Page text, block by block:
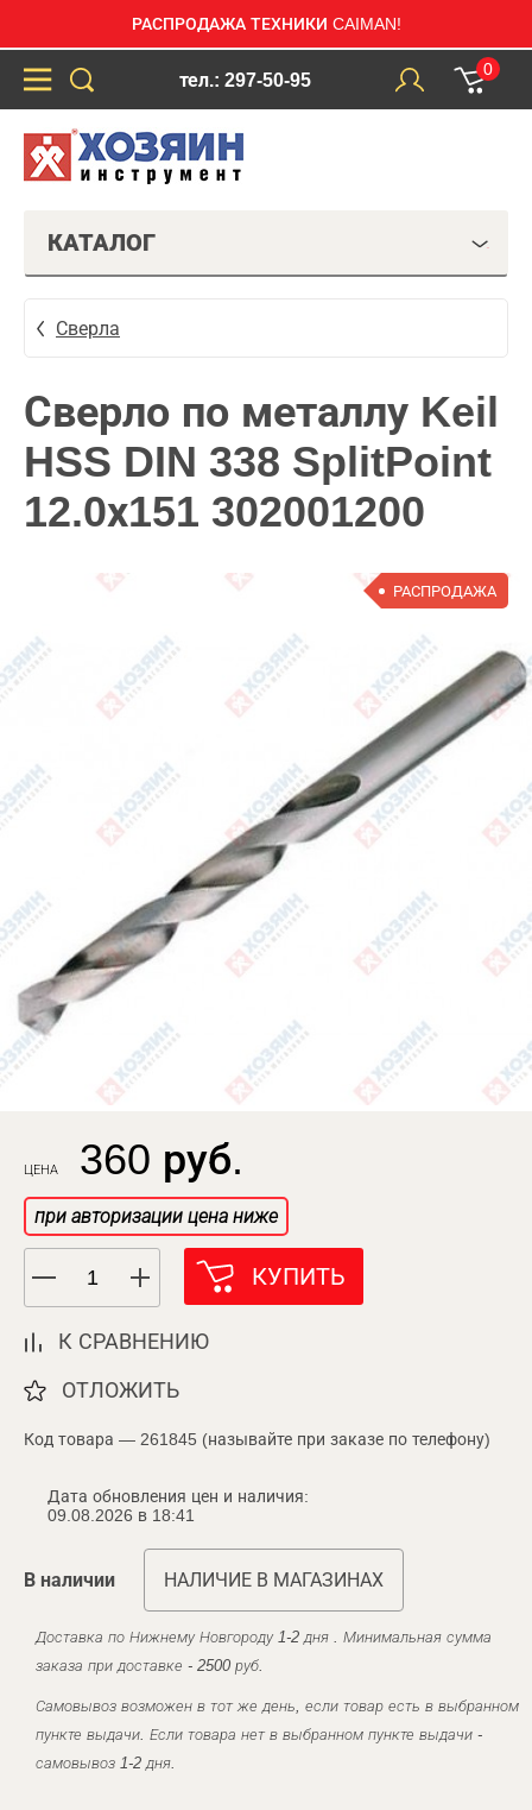
РАСПРОДАЖА ТЕХНИКИ CAIMAN!
тел.: 297-50-95
0
КАТАЛОГ
Сверла
Сверло по металлу Keil
HSS DIN 338 SplitPoint
12.0х151 302001200
РАСПРОДАЖА
ЦЕНА 360 руб.
при авторизации цена ниже
КУПИТЬ
К СРАВНЕНИЮ
ОТЛОЖИТЬ
Код товара — 261845 (называйте при заказе по телефону)
Дата обновления цен и наличия:
09.08.2026 в 18:41
В наличии НАЛИЧИЕ В МАГАЗИНАХ
Доставка по Нижнему Новгороду 1-2 дня . Минимальная сумма
заказа при доставке - 2500 руб.
Самовывоз возможен в тот же день, если товар есть в выбранном
пункте выдачи. Если товара нет в выбранном пункте выдачи -
самовывоз 1-2 дня.